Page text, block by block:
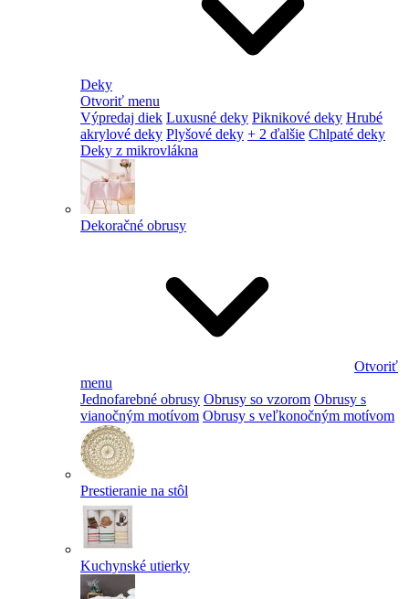
Deky
Otvoriť menu
Výpredaj diek Luxusné deky Piknikové deky Hrubé
akrylové deky Plyšové deky + 2 ďalšie Chlpaté deky
Deky z mikrovlákna
Dekoračné obrusy
Otvoriť
menu
Jednofarebné obrusy Obrusy so vzorom Obrusy s
vianočným motívom Obrusy s veľkonočným motívom
Prestieranie na stôl
Kuchynské utierky